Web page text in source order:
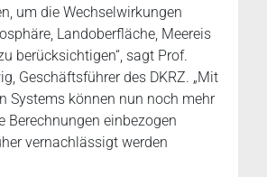
um die Wechselwirkungen
Landoberfläche, Meereis
berücksichtigen“, sagt Prof.
Geschäftsführer des DKRZ. „Mit
Systems können nun noch mehr
Berechnungen einbezogen
vernachlässigt werden